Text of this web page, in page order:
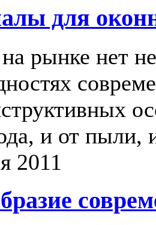
для
рынке нет
и от пыли,
2011